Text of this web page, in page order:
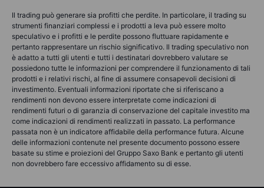
Il trading può generare sia profitti che perdite. In particolare, il trading su
strumenti finanziari complessi e i prodotti a leva può essere molto
speculativo e i profitti e le perdite possono fluttuare rapidamente e
pertanto rappresentare un rischio significativo. Il trading speculativo non
è adatto a tutti gli utenti e tutti i destinatari dovrebbero valutare se
possiedono tutte le informazioni per comprendere il funzionamento di tali
prodotti e i relativi rischi, al fine di assumere consapevoli decisioni di
investimento. Eventuali informazioni riportate che si riferiscano a
rendimenti non devono essere interpretate come indicazioni di
rendimenti futuri o di garanzia di conservazione del capitale investito ma
come indicazioni di rendimenti realizzati in passato. La performance
passata non è un indicatore affidabile della performance futura. Alcune
delle informazioni contenute nel presente documento possono essere
basate su stime e proiezioni del Gruppo Saxo Bank e pertanto gli utenti
non dovrebbero fare eccessivo affidamento su di esse.